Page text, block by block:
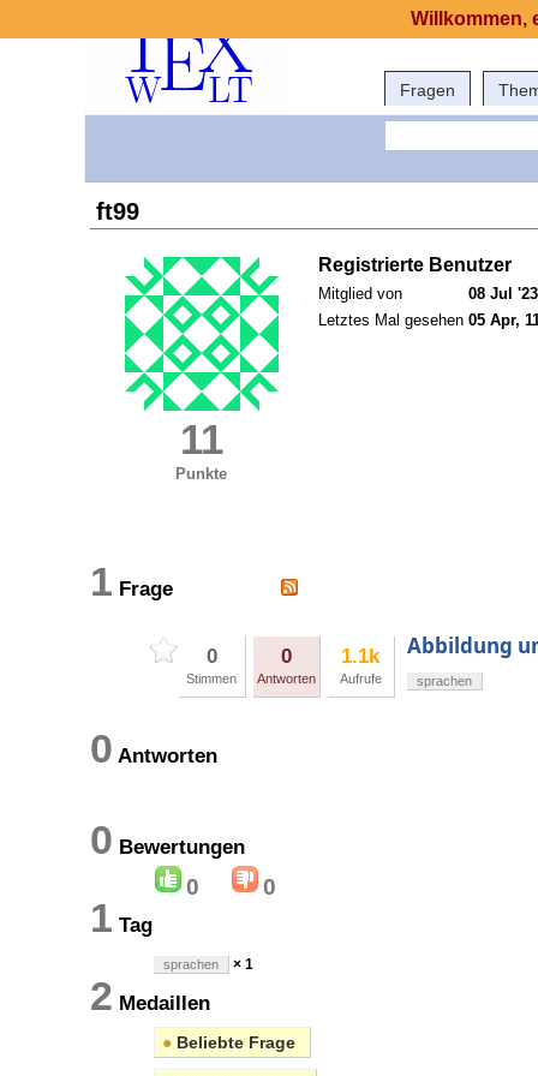
Fragen
ft99
11
Punkte
Registrierte Benutzer
Mitglied von
08 Jul
Letztes Mal gesehen 05 Apr,
1 Frage
0
Stimmen
0
Antworten
1.1k
Aufrufe
Abbildung
sprachen
0 Antworten
0 Bewertungen
0 0
1 Tag
sprachen × 1
2 Medaillen
● Beliebte Frage
Willkommen,